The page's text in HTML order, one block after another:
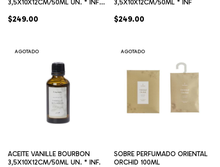
3,5X10X12CM/50ML UN. * INF.
$249.00
3,5X10X12CM/50ML * INF
$249.00
AGOTADO
ACEITE VANILLE BOURBON
3,5X10X12CM/50ML UN. * INF.
AGOTADO
SOBRE PERFUMADO ORIENTAL
ORCHID 100ML